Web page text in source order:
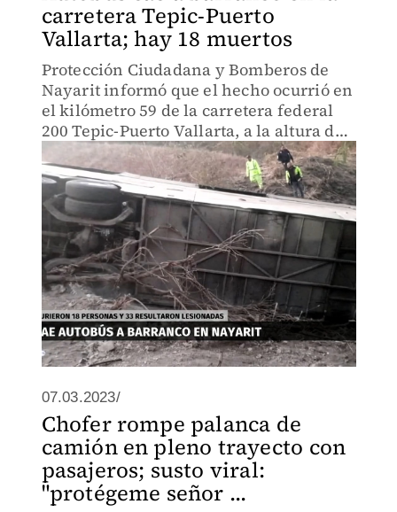
carretera Tepic-Puerto
Vallarta; hay 18 muertos
Protección Ciudadana y Bomberos de
Nayarit informó que el hecho ocurrió en
el kilómetro 59 de la carretera federal
200 Tepic-Puerto Vallarta, a la altura de
la localidad Mesillas, municipio de
Compostela.
07.03.2023/
Chofer rompe palanca de
camión en pleno trayecto con
pasajeros; susto viral:
"protégeme señor ...